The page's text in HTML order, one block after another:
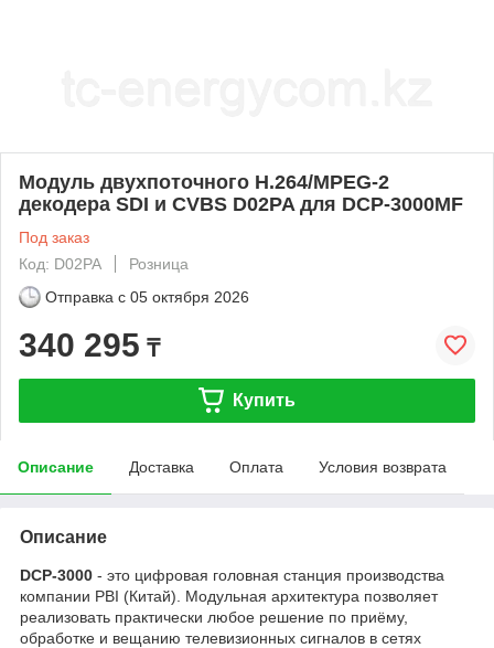
Модуль двухпоточного H.264/MPEG-2
декодера SDI и CVBS D02PA для DCP-3000MF
Под заказ
Код: D02PA
Розница
Отправка с 05 октября 2026
340 295 ₸
Купить
Описание Доставка Оплата Условия возврата
Описание
DCP-3000 - это цифровая головная станция производства
компании PBI (Китай). Модульная архитектура позволяет
реализовать практически любое решение по приёму,
обработке и вещанию телевизионных сигналов в сетях